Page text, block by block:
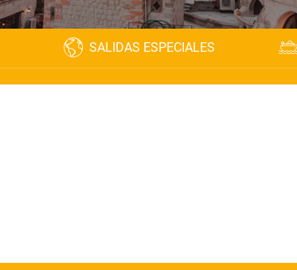
SALIDAS ESPECIALES